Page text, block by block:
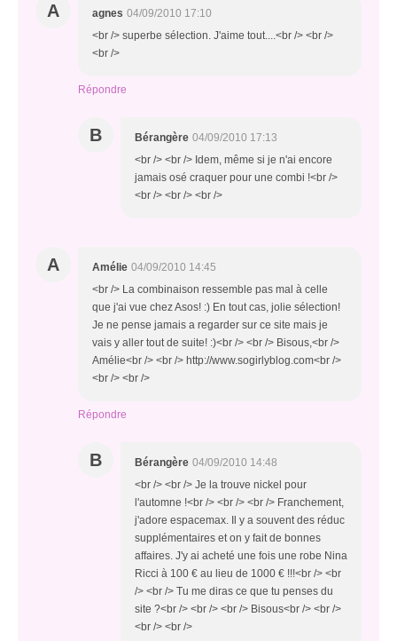
A agnes 04/09/2010 17:10
<br /> superbe sélection. J'aime tout....<br /> <br />
<br />
Répondre
B Bérangère 04/09/2010 17:13
<br /> <br /> Idem, même si je n'ai encore
jamais osé craquer pour une combi !<br />
<br /> <br /> <br />
A Amélie 04/09/2010 14:45
<br /> La combinaison ressemble pas mal à celle
que j'ai vue chez Asos! :) En tout cas, jolie sélection!
Je ne pense jamais a regarder sur ce site mais je
vais y aller tout de suite! :)<br /> <br /> Bisous,<br />
Amélie<br /> <br /> http://www.sogirlyblog.com<br />
<br /> <br />
Répondre
B Bérangère 04/09/2010 14:48
<br /> <br /> Je la trouve nickel pour
l'automne !<br /> <br /> <br /> Franchement,
j'adore espacemax. Il y a souvent des réduc
supplémentaires et on y fait de bonnes
affaires. J'y ai acheté une fois une robe Nina
Ricci à 100 € au lieu de 1000 € !!!<br /> <br
/> <br /> Tu me diras ce que tu penses du
site ?<br /> <br /> <br /> Bisous<br /> <br />
<br /> <br />